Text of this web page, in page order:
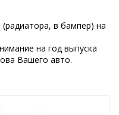
в бампер) на
на год выпуска
Вашего авто.